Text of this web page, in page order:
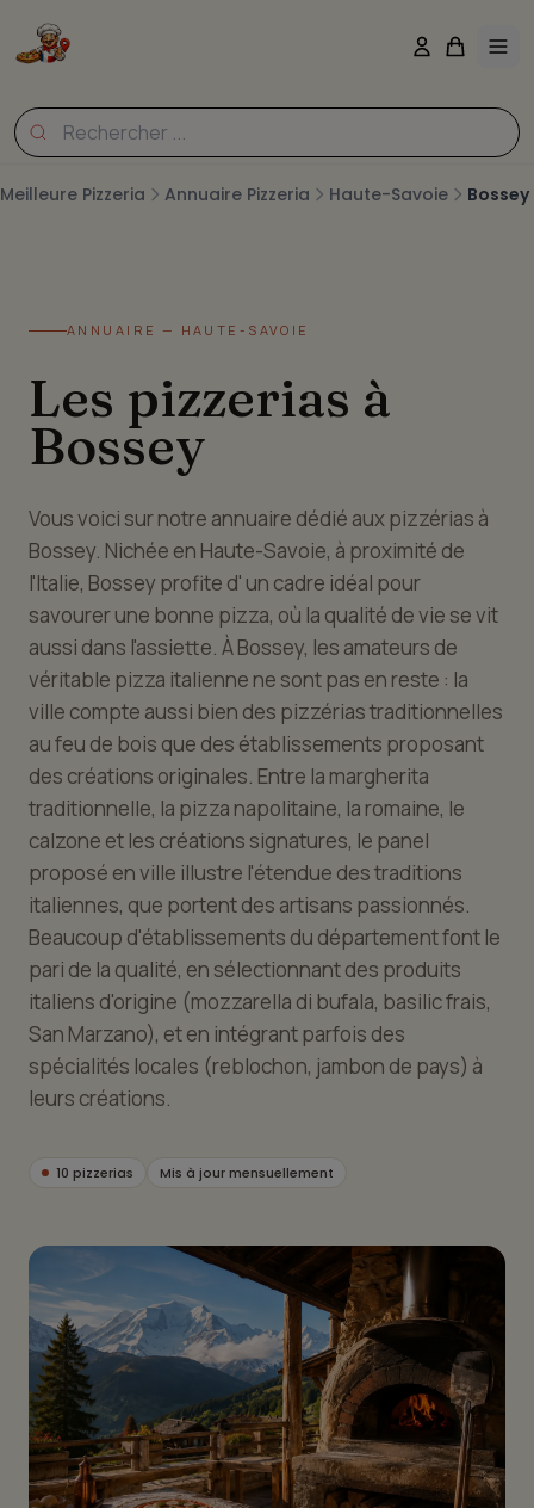
Meilleure Pizzeria Annuaire Pizzeria Haute-Savoie Bossey
ANNUAIRE — HAUTE-SAVOIE
Les pizzerias à
Bossey
Vous voici sur notre annuaire dédié aux pizzérias à
Bossey. Nichée en Haute-Savoie, à proximité de
l'Italie, Bossey profite d' un cadre idéal pour
savourer une bonne pizza, où la qualité de vie se vit
aussi dans l'assiette. À Bossey, les amateurs de
véritable pizza italienne ne sont pas en reste : la
ville compte aussi bien des pizzérias traditionnelles
au feu de bois que des établissements proposant
des créations originales. Entre la margherita
traditionnelle, la pizza napolitaine, la romaine, le
calzone et les créations signatures, le panel
proposé en ville illustre l'étendue des traditions
italiennes, que portent des artisans passionnés.
Beaucoup d'établissements du département font le
pari de la qualité, en sélectionnant des produits
italiens d'origine (mozzarella di bufala, basilic frais,
San Marzano), et en intégrant parfois des
spécialités locales (reblochon, jambon de pays) à
leurs créations.
10 pizzerias Mis à jour mensuellement